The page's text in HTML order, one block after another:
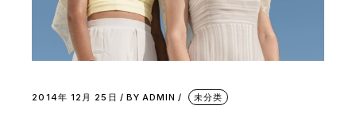
2014年 12月 25日 BY ADMIN 未分类